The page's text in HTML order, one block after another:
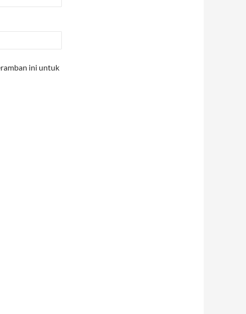
ini untuk